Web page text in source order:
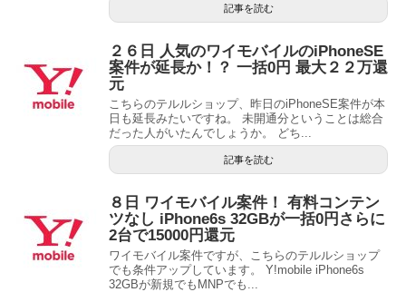
記事を読む
２６日 人気のワイモバイルのiPhoneSE
案件が延長か！？ 一括0円 最大２２万還
元
こちらのテルルショップ、昨日のiPhoneSE案件が本
日も延長みたいですね。 未開通分ということは総合
だった人がいたんでしょうか。 どち...
記事を読む
８日 ワイモバイル案件！ 有料コンテン
ツなし iPhone6s 32GBが一括0円さらに
2台で15000円還元
ワイモバイル案件ですが、こちらのテルルショップ
でも条件アップしています。 Y!mobile iPhone6s
32GBが新規でもMNPでも...